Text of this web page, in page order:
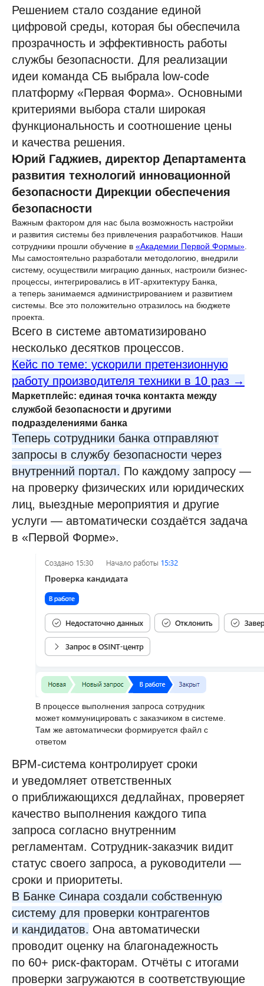
Решением стало создание единой
цифровой среды, которая бы обеспечила
прозрачность и эффективность работы
службы безопасности. Для реализации
идеи команда СБ выбрала low-code
платформу «Первая Форма». Основными
критериями выбора стали широкая
функциональность и соотношение цены
и качества решения.
Юрий Гаджиев, директор Департамента
развития технологий инновационной
безопасности Дирекции обеспечения
безопасности
Важным фактором для нас была возможность настройки
и развития системы без привлечения разработчиков. Наши
сотрудники прошли обучение в «Академии Первой Формы»
Мы самостоятельно разработали методологию, внедрили
систему, осуществили миграцию данных, настроили бизнес-
процессы, интегрировались в ИТ-архитектуру Банка,
а теперь занимаемся администрированием и развитием
системы. Все это положительно отразилось на бюджете
проекта.
Всего в системе автоматизировано
несколько десятков процессов.
Кейс по теме: ускорили претензионную
работу производителя техники в 10 раз →
Маркетплейс: единая точка контакта между
службой безопасности и другими
подразделениями банка
Теперь сотрудники банка отправляют
запросы в службу безопасности через
внутренний портал. По каждому запросу —
на проверку физических или юридических
лиц, выездные мероприятия и другие
услуги — автоматически создаётся задача
в «Первой Форме».
В процессе выполнения запроса сотрудник
может коммуницировать с заказчиком в системе.
Там же автоматически формируется файл с
ответом
BPM-система контролирует сроки
и уведомляет ответственных
о приближающихся дедлайнах, проверяет
качество выполнения каждого типа
запроса согласно внутренним
регламентам. Сотрудник-заказчик видит
статус своего запроса, а руководители —
сроки и приоритеты.
В Банке Синара создали собственную
систему для проверки контрагентов
и кандидатов. Она автоматически
проводит оценку на благонадежность
по 60+ риск-факторам. Отчёты с итогами
проверки загружаются в соответствующие